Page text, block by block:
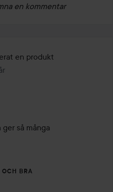
en kommentar
en produkt
anställd.
skapades 1 år
så många
OCH BRA